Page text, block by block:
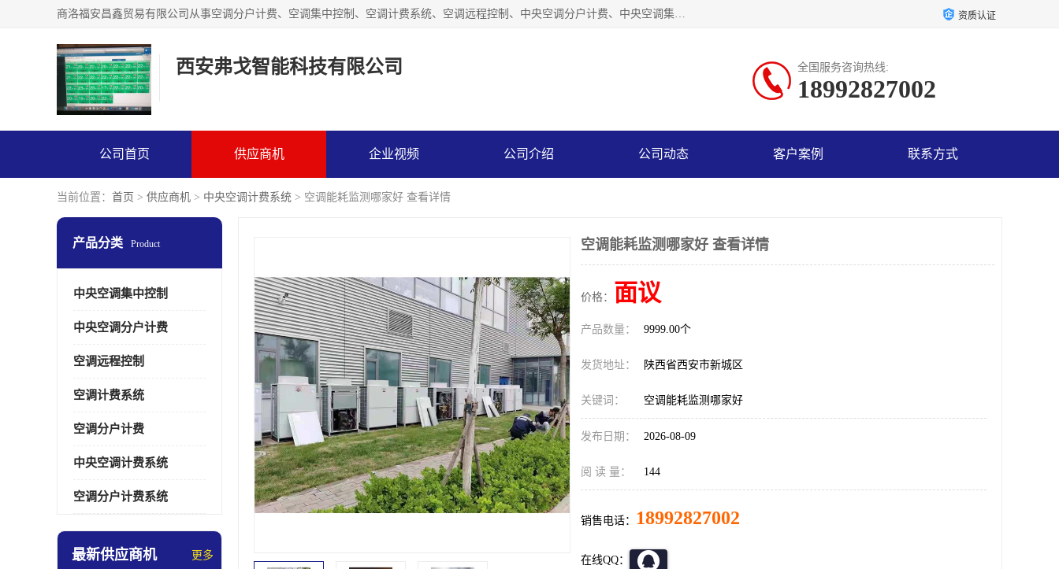
商洛福安昌鑫贸易有限公司从事空调分户计费、空调集中控制、空调计费系统、空调远程控制、中央空调分户计费、中央空调集中控制等产品的销售与安装。。语音控制，解放双手，让用户畅享安全、健康、便利、舒适、节能、愉悦的物联网智慧生活，我们竭诚为您提供住宅、别墅、公寓的智能家居化、智能办公化，智能酒店的解决方案。 资质认证
西安弗戈智能科技有限公司 全国服务咨询热线:
18992827002
公司首页 供应商机 企业视频 公司介绍 公司动态 客户案例 联系方式
当前位置： 首页 > 供应商机 > 中央空调计费系统 > 空调能耗监测哪家好 查看详情
产品分类 Product
中央空调集中控制
中央空调分户计费
空调远程控制
空调计费系统
空调分户计费
中央空调计费系统
空调分户计费系统
最新供应商机 更多
空调能耗监测哪家好 查看详情
价格： 面议
产品数量： 9999.00个
发货地址： 陕西省西安市新城区
关键词： 空调能耗监测哪家好
发布日期： 2026-08-09
阅 读 量： 144
销售电话： 18992827002
在线QQ：